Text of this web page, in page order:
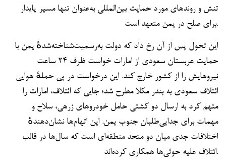
تنش و روندهای مورد حمایت بین‌المللی به‌عنوان تنها مسیر پایدار
برای صلح در یمن متعهد است.
این تحول پس از آن رخ داد که دولت به‌رسمیت‌شناخته‌شدهٔ یمن با
حمایت عربستان سعودی از امارات خواست ظرف ۲۴ ساعت
نیروهایش را از کشور خارج کند. این درخواست در پی حملهٔ هوایی
ائتلاف سعودی به بندر مکلا مطرح شد؛ جایی که ائتلاف، امارات را
متهم کرد به ارسال دو کشتی حامل خودروهای زرهی، سلاح و
مهمات برای جدایی‌طلبان جنوب یمن. این اتهام‌ها نشان‌دهندهٔ
اختلافات جدی میان دو متحد منطقه‌ای است که سال‌ها در قالب
ائتلاف علیه حوثی‌ها همکاری کرده‌اند.